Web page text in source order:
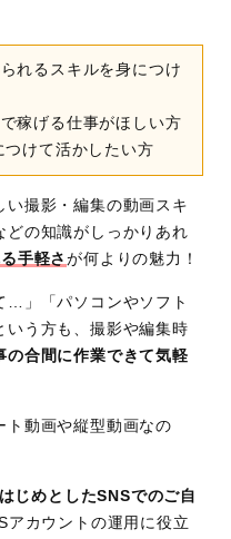
れるスキルを身につけ
稼げる仕事がほしい方
つけて活かしたい方
い撮影・編集の動画スキ
どの知識がしっかりあれ
手軽さが何よりの魅力！
…」「パソコンやソフト
う方も、撮影や編集時
の合間に作業できて気軽
ト動画や縦型動画なの
じめとしたSNSでのご自
アカウントの運用に役立